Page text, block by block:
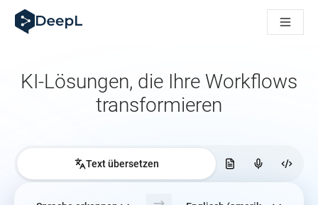
DeepL für KI‑Agenten
DeepL Translation Flow: Neue KI-gestützte Workflows für
Translation Flow entdecken: Lokalisierung mit
Was bedeutet Vertrauen in KI‑Sprachtechnologie? Ein
Aufbau der Übersetzungsqualitätsbewertung bei DeepL
Building an instantly accessible voice demo with DeepL
KI‑Lösungen, die Ihre Workflows
transformieren
Text übersetzen